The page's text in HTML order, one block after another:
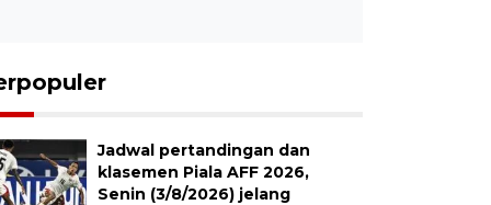
Jadwal pertandingan dan
klasemen Piala AFF 2026,
Senin (3/8/2026) jelang